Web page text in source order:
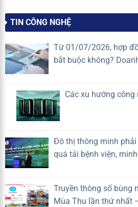
vận
mất
tranh?
mục
hệ
thống
tạo
TIN CÔNG NGHỆ
Từ 01/07/2026, hợp
bắt buộc không?
Các xu hướng
Đô thị thông minh
quá tải bệnh viện,
Truyền thông số bùng
Mùa Thu lần thứ nhất